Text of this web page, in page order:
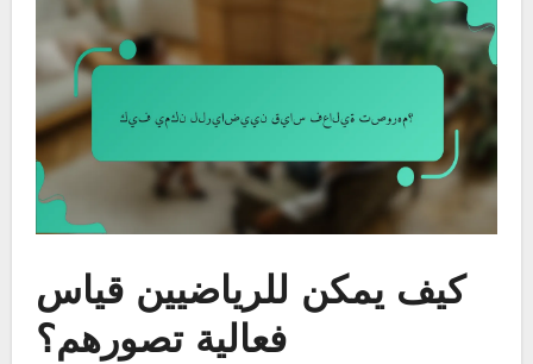
كيف يمكن للرياضيين قياس
فعالية تصورهم؟